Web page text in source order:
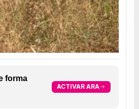
forma
ACTIVAR ARA